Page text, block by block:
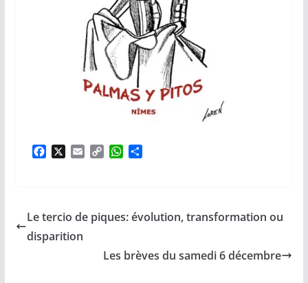
o
o
i
k
W
A
p
g
Le tercio de piques: évolution, transformation ou
disparition
Les brèves du samedi 6 décembre